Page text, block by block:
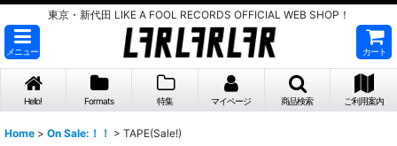
東京・新代田 LIKE A FOOL RECORDS OFFICIAL WEB SHOP！
メニュー カート
Hello! Formats 特集 マイページ 商品検索 ご利用案内
Home > On Sale:！！ > TAPE(Sale!)